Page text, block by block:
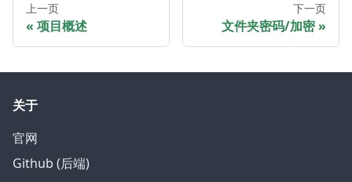
上一页
项目概述
下一页
文件夹密码/加密
关于
官网
Github (后端)